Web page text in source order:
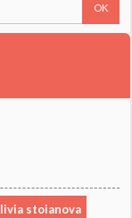
livia stoianova